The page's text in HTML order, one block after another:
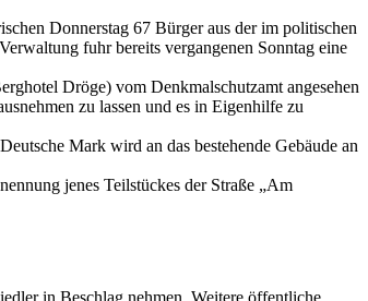
Donnerstag 67 Bürger aus der im politischen
fuhr bereits vergangenen Sonntag eine
Dröge) vom Denkmalschutzamt angesehen
zu lassen und es in Eigenhilfe zu
Mark wird an das bestehende Gebäude an
jenes Teilstückes der Straße „Am